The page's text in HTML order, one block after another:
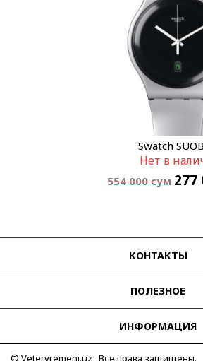
Swatch
Нет в
554 000сум 277
КОНТАКТЫ
ПОЛЕЗНОЕ
ИНФОРМАЦИЯ
© Vetervremeni.uz Все права защищены.